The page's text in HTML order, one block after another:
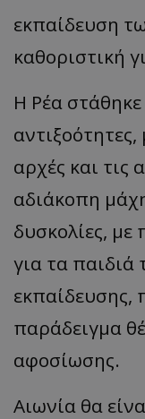
εκπαίδευση
καθοριστική
Η Ρέα
αρχές και τις
αδιάκοπη
δυσκολίες, με
για τα παιδιά
εκπαίδευσης,
παράδειγμα
αφοσίωσης.
Αιωνία θα